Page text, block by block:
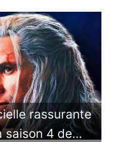
rassurante
saison 4 de…